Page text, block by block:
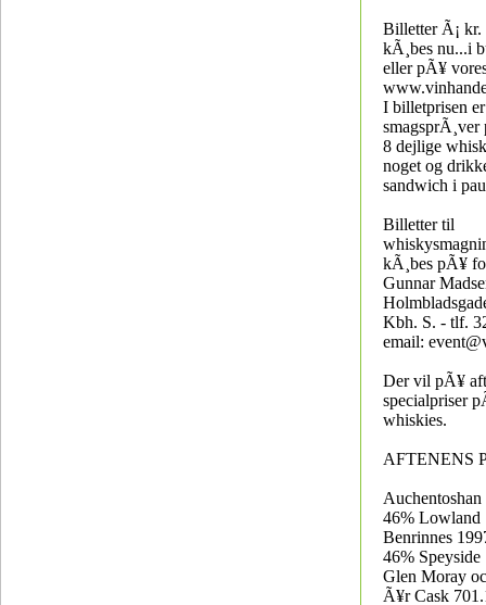
Billetter Ã¡ kr.
kÃ¸bes nu...i
eller pÃ¥
I billetprisen
smagsprÃ¸ver
8 dejlige
noget og
sandwich i
Billetter til
kÃ¸bes pÃ¥
Gunnar
Kbh. S. - tlf.
email:
Der vil pÃ¥
specialpriser
whiskies.
AFTENENS
46% Lowland
Benrinnes
46% Speyside
Glen Moray
Ã¥r Cask